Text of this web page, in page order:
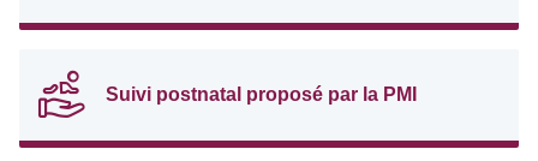
Suivi postnatal proposé par la PMI